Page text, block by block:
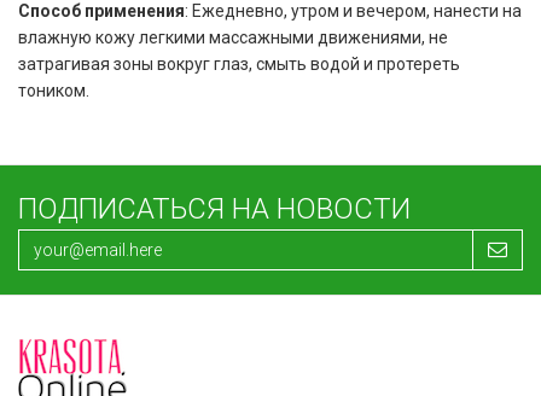
Способ применения: Ежедневно, утром и вечером, нанести на
влажную кожу легкими массажными движениями, не
затрагивая зоны вокруг глаз, смыть водой и протереть
тоником.
ПОДПИСАТЬСЯ НА НОВОСТИ